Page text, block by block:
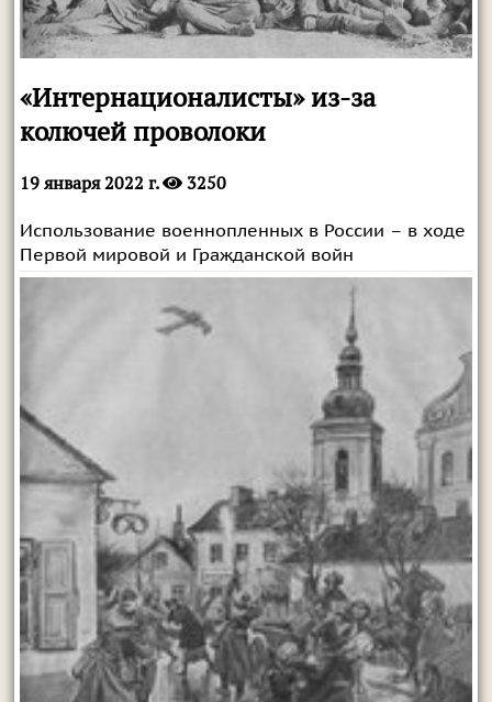
«Интернационалисты» из-за
колючей проволоки
19 января 2022 г. 3250
Использование военнопленных в России – в ходе
Первой мировой и Гражданской войн